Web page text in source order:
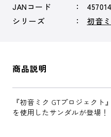
JANコード
シリーズ
初音
商品説明
『初音ミク GTプロジェクト
を使用したサンダルが登場！